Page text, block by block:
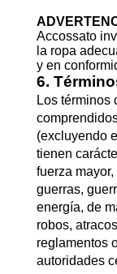
Accossato
la ropa
y en
6.
Los términos
(excluyendo
tienen
fuerza
guerras,
energía, de
robos,
reglamentos
autoridades